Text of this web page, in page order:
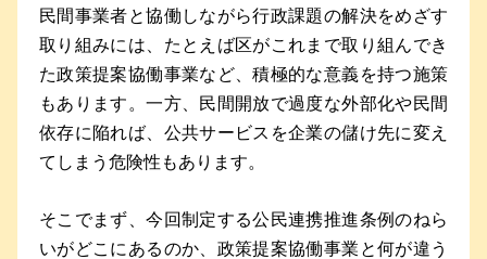
民間事業者と協働しながら行政課題の解決をめざす
取り組みには、たとえば区がこれまで取り組んでき
た政策提案協働事業など、積極的な意義を持つ施策
もあります。一方、民間開放で過度な外部化や民間
依存に陥れば、公共サービスを企業の儲け先に変え
てしまう危険性もあります。
そこでまず、今回制定する公民連携推進条例のねら
いがどこにあるのか、政策提案協働事業と何が違う